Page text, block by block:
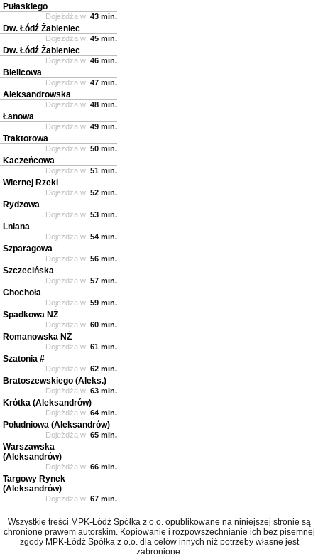
Pułaskiego
Dojeżdża w: 43 min.
Dw. Łódź Żabieniec
Dojeżdża w: 45 min.
Dw. Łódź Żabieniec
Dojeżdża w: 46 min.
Bielicowa
Dojeżdża w: 47 min.
Aleksandrowska
Dojeżdża w: 48 min.
Łanowa
Dojeżdża w: 49 min.
Traktorowa
Dojeżdża w: 50 min.
Kaczeńcowa
Dojeżdża w: 51 min.
Wiernej Rzeki
Dojeżdża w: 52 min.
Rydzowa
Dojeżdża w: 53 min.
Lniana
Dojeżdża w: 54 min.
Szparagowa
Dojeżdża w: 56 min.
Szczecińska
Dojeżdża w: 57 min.
Chochoła
Dojeżdża w: 59 min.
Spadkowa NŻ
Dojeżdża w: 60 min.
Romanowska NŻ
Dojeżdża w: 61 min.
Szatonia #
Dojeżdża w: 62 min.
Bratoszewskiego (Aleks.)
Dojeżdża w: 63 min.
Krótka (Aleksandrów)
Dojeżdża w: 64 min.
Południowa (Aleksandrów)
Dojeżdża w: 65 min.
Warszawska
(Aleksandrów)
Dojeżdża w: 66 min.
Targowy Rynek
(Aleksandrów)
Dojeżdża w: 67 min.
Wszystkie treści MPK-Łódź Spółka z o.o. opublikowane na niniejszej stronie są
chronione prawem autorskim. Kopiowanie i rozpowszechnianie ich bez pisemnej
zgody MPK-Łódź Spółka z o.o. dla celów innych niż potrzeby własne jest
zabronione.